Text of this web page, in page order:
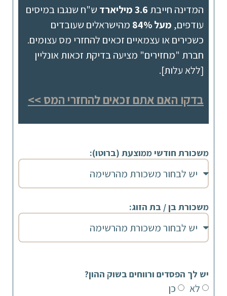
המדינה חייבת 3.6 מיליארד
ש"ח שנגבו במיסים
עודפים, מעל 84%
מהישראלים שעובדים
כשכירים או עצמאיים זכאים להחזרי מס עצומים.
חברת "מחזירים" מציעה בדיקת זכאות אונליין
[ללא עלות].
בדקו האם אתם זכאים להחזרי המס >>
משכורת חודשי ממוצעת (ברוטו):
משכורת בן / בת הזוג:
יש לך הפסדים ורווחים בשוק ההון?
לא כן